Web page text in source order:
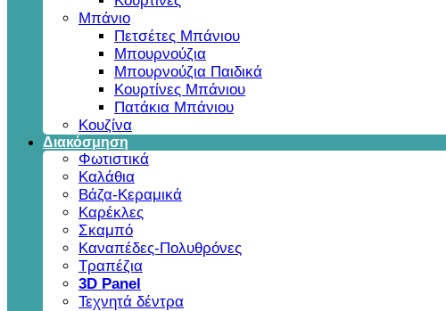
Μπάνιο
Πετσέτες Μπάνιου
Μπουρνούζια
Μπουρνούζια Παιδικά
Κουρτίνες Μπάνιου
Πατάκια Μπάνιου
Κουζίνα
Διακόσμηση
Φωτιστικά
Καλάθια
Βάζα-Κεραμικά
Καρέκλες
Σκαμπό
Καναπέδες-Πολυθρόνες
Τραπέζια
3D Panel
Τεχνητά δέντρα